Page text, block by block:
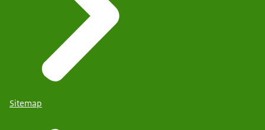
Sitemap